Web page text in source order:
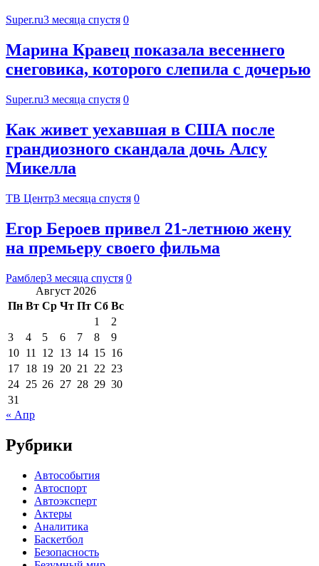
Super.ru3 месяца спустя 0
Марина Кравец показала весеннего
снеговика, которого слепила с дочерью
Super.ru3 месяца спустя 0
Как живет уехавшая в США после
грандиозного скандала дочь Алсу
Микелла
ТВ Центр3 месяца спустя 0
Егор Бероев привел 21-летнюю жену
на премьеру своего фильма
Рамблер3 месяца спустя 0
Август 2026
Пн Вт Ср Чт Пт Сб Вс
1
2
3
4 5 6 7 8
9
10 11 12 13 14 15 16
17 18 19 20 21 22 23
24 25 26 27 28 29 30
31
« Апр
Рубрики
Автособытия
Автоспорт
Автоэксперт
Актеры
Аналитика
Баскетбол
Безопасность